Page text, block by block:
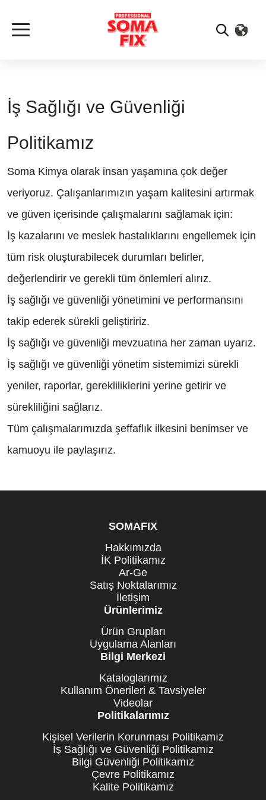
İş Sağlığı ve Güvenliği
Politikamız
Soma Kimya olarak insan yaşamına çok değer
veriyoruz. Çalışanlarımızın yaşam kalitesini artırmak
ve güven içerisinde çalışmalarını sağlamak için:
İş kazalarını ve meslek hastalıklarını engellemek için
tüm risk oluşturabilecek durumları belirler,
değerlendirir ve gerekli tüm önlemleri alırız.
İş sağlığı ve güvenliği yönetimini ve performansını
takip ederek sürekli geliştiririz.
İş sağlığı ve güvenliği mevzuatına her zaman uyarız.
İş sağlığı ve güvenliği yönetim sistemimizi sürekli
yeniler, raporlar, gerekliliklerini yerine getirir ve
sürekliliğini sağlarız.
Tüm çalışmalarımızda şeffaflık ilkesini benimser ve
kamuoyu ile paylaşırız.
SOMAFIX
Hakkımızda
İK Politikamız
Ar-Ge
Satış Noktalarımız
İletişim
Ürünlerimiz
Ürün Grupları
Uygulama Alanları
Bilgi Merkezi
Kataloglarımız
Kullanım Önerileri & Tavsiyeler
Videolar
Politikalarımız
Kişisel Verilerin Korunması Politikamız
İş Sağlığı ve Güvenliği Politikamız
Bilgi Güvenliği Politikamız
Çevre Politikamız
Kalite Politikamız